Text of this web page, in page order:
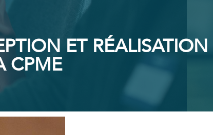
ET RÉALISATION
CPME